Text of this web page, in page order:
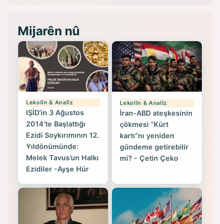
Mijarên nû
Lekolîn & Analîz
IŞİD’in 3 Ağustos
2014’te Başlattığı
Ezidi Soykırımının 12.
Yıldönümünde:
Melek Tavus’un Halkı
Ezidiler -Ayşe Hür
Lekolîn & Analîz
İran-ABD ateşkesinin
çökmesi “Kürt
kartı”nı yeniden
gündeme getirebilir
mi? - Çetin Çeko